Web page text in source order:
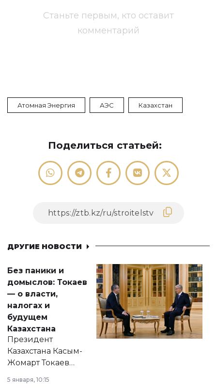
Станьте первым, кто оставит
комментарий
Атомная Энергия АЭС Казахстан
Поделиться статьей:
ДРУГИЕ НОВОСТИ
Без паники и
домыслов: Токаев
— о власти,
налогах и
будущем
Казахстана
Президент
Казахстана Касым-
Жомарт Токаев
сразу несколько
5 января, 10:15